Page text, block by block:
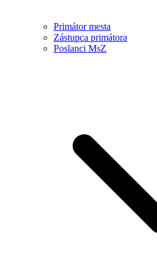
Primátor mesta
Zástupca primátora
Poslanci MsZ